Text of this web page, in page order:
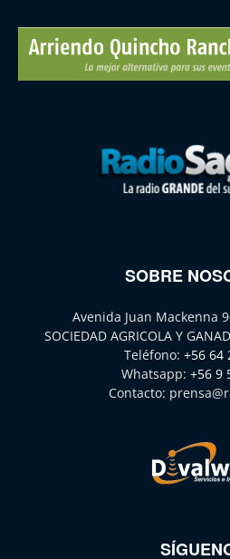
SOBRE
Avenida Juan Mackenna
SOCIEDAD AGRICOLA Y
Teléfono: +56 64
Whatsapp: +56 9
Contacto: